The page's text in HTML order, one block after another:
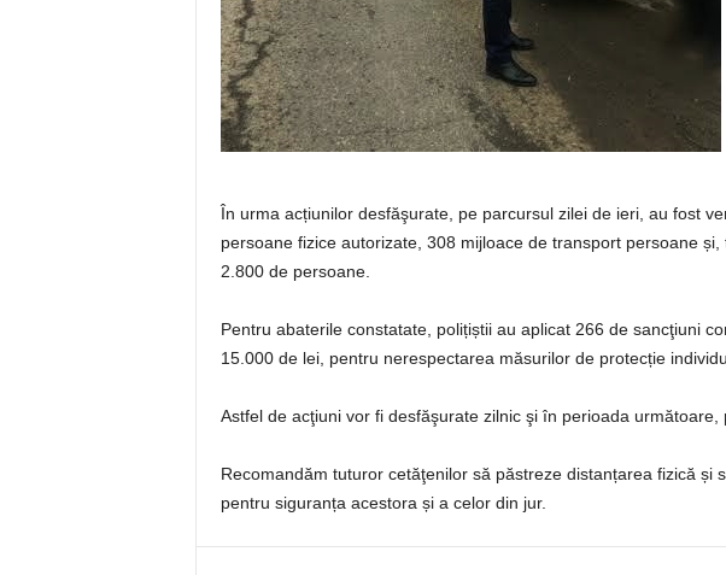
În urma acțiunilor desfăşurate, pe parcursul zilei de ieri, au fost
persoane fizice autorizate, 308 mijloace de transport persoane
2.800 de persoane.
Pentru abaterile constatate, polițiștii au aplicat 266 de sancţiuni
15.000 de lei, pentru nerespectarea măsurilor de protecție
Astfel de acţiuni vor fi desfăşurate zilnic şi în perioada
Recomandăm tuturor cetăţenilor să păstreze distanțarea fizică și
pentru siguranța acestora și a celor din jur.